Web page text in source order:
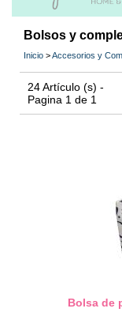
Bolsos y
Inicio >Accesorios y
24 Artículo (s) -
Pagina 1 de 1
Bolsa de